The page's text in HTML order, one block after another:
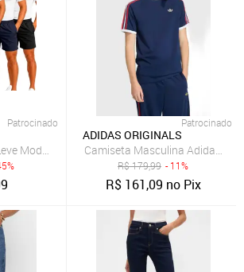
Patrocinado
Moda Praia Liso Bermuda Masculina
Patrocinado
ADIDAS ORIGINALS
Camiseta Masculina Adidas
R$179,99 - 11%
R$ 161,09 no Pix